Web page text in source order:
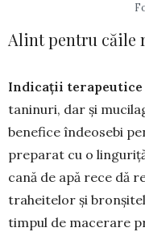
Alint pentru căile
Indicații terapeutice
taninuri, dar și
benefice îndeo­sebi
prepa­rat cu o
cană de apă rece dă
traheitelor și
timpul de ma­cerare